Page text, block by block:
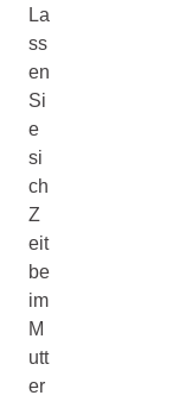
La
ss
en
Si
e
si
ch
Z
eit
be
im
M
utt
er